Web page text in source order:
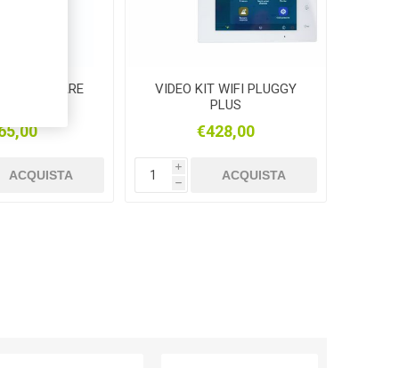
BIFAMILIARE
ACQUISTA
VIDEO KIT WIFI PLUGGY
PLUS
€428,00
i
h
ACQUISTA